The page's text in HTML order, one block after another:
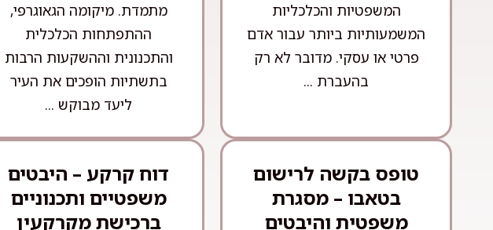
המשפטיות והכלכליות
המשמעותיות ביותר עבור אדם
פרטי או עסקי. מדובר לא רק
בהעברת ...
מתמדת. מיקומה הגאוגרפי,
ההתפתחות הכלכלית
והתכנונית וההשקעות הרבות
בתשתיות הופכים את העיר
ליעד מבוקש ...
טופס בקשה לרישום
בטאבו – מסגרת
משפטית והיבטים
דוח קרקע – היבטים
משפטיים ותכנוניים
ברכישת מקרקעין